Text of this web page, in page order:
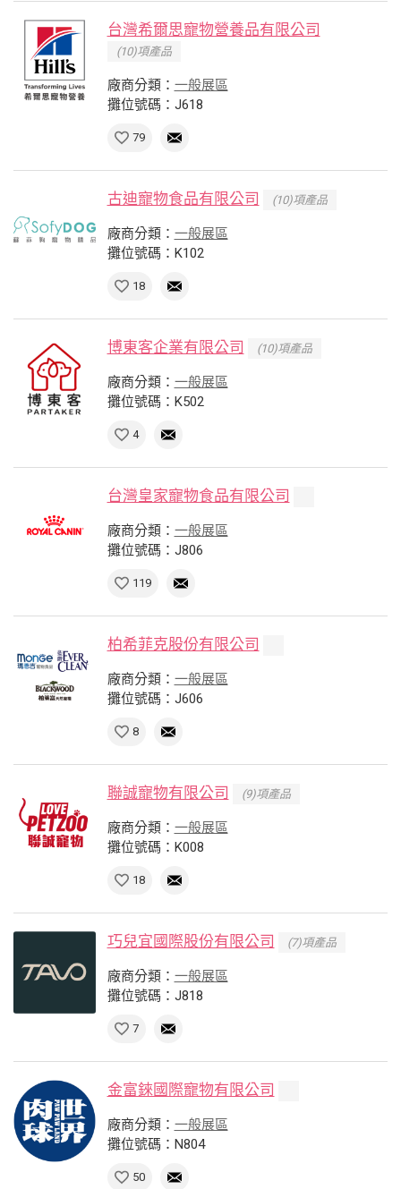
台灣希爾思寵物營養品有限公司
(10)項產品
廠商分類： 一般展區
攤位號碼：J618
79
古迪寵物食品有限公司 (10)項產品
廠商分類： 一般展區
攤位號碼：K102
18
博東客企業有限公司 (10)項產品
廠商分類： 一般展區
攤位號碼：K502
4
台灣皇家寵物食品有限公司
廠商分類： 一般展區
攤位號碼：J806
119
柏希菲克股份有限公司
廠商分類： 一般展區
攤位號碼：J606
8
聯誠寵物有限公司 (9)項產品
廠商分類： 一般展區
攤位號碼：K008
18
巧兒宜國際股份有限公司 (7)項產品
廠商分類： 一般展區
攤位號碼：J818
7
金富錸國際寵物有限公司
廠商分類： 一般展區
攤位號碼：N804
50